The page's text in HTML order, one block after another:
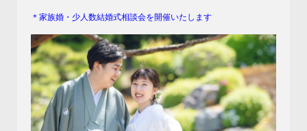
＊家族婚・少人数結婚式相談会を開催いたします